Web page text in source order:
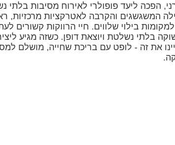
הפכה ליעד פופולרי לאירוח מסיבות בלתי
המשגשגים והקרבה לאטרקציות מרכזיות,
בילוי שלווים. חיי הרווקות קשורים
בלתי נשלטת ויוצאת דופן. כשזה מגיע
את זה - לופט עם בריכת שחייה, מושלם